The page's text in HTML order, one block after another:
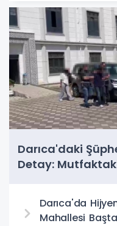
Darıca'daki
Detay:
Darıca'da
Mahallesi